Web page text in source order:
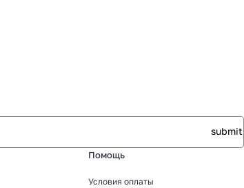
Помощь
Условия оплаты